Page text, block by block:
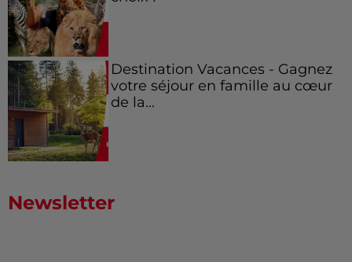
Destination Vacances - Gagnez
votre séjour en famille au cœur
de la...
Newsletter